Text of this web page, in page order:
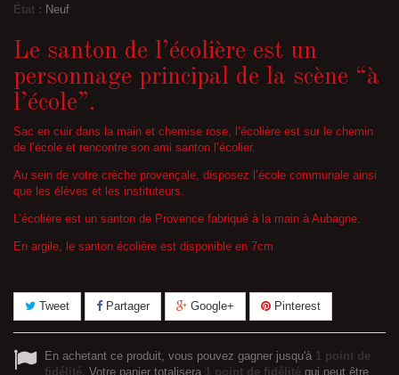
État : Neuf
Le santon de l’écolière est un
personnage principal de la scène “à
l’école”.
Sac en cuir dans la main et chemise rose, l’écolière est sur le chemin
de l’école et rencontre son ami santon l’écolier.
Au sein de votre crèche provençale, disposez l’école communale ainsi
que les élèves et les instituteurs.
L’écolière est un santon de Provence fabriqué à la main à Aubagne.
En argile, le santon écolière est disponible en 7cm
Tweet Partager Google+ Pinterest
En achetant ce produit, vous pouvez gagner jusqu'à 1 point de
fidélité. Votre panier totalisera 1 point de fidélité qui peut être